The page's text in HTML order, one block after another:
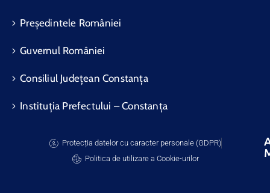
Președintele României
Guvernul României
Consiliul Județean Constanța
Instituția Prefectului – Constanța
Protecția datelor cu caracter personale (GDPR)
Politica de utilizare a Cookie-urilor